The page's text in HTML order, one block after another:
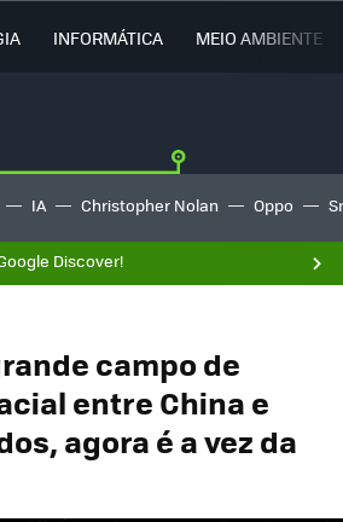
INFORMÁTICA MEIO AMBIENTE
IA Christopher Nolan Oppo
Discover!
campo de
entre China e
agora é a vez da